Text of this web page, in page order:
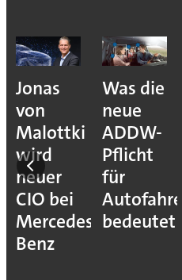
Jonas
von
Malottki
wird
neuer
CIO bei
Mercedes-
Benz
Was die
neue
ADDW-
Pflicht
für
bedeutet